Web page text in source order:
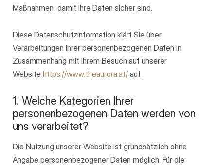
Maßnahmen, damit Ihre Daten sicher sind.
Diese Datenschutzinformation klärt Sie über
Verarbeitungen Ihrer personenbezogenen Daten in
Zusammenhang mit Ihrem Besuch auf unserer
Websitehttps://www.theaurora.at/ auf.
1. Welche Kategorien Ihrer
personenbezogenen Daten werden von
uns verarbeitet?
Die Nutzung unserer Website ist grundsätzlich ohne
Angabe personenbezogener Daten möglich. Für die